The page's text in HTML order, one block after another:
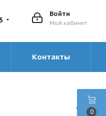
Войти
Мой кабинет
Контакты
0